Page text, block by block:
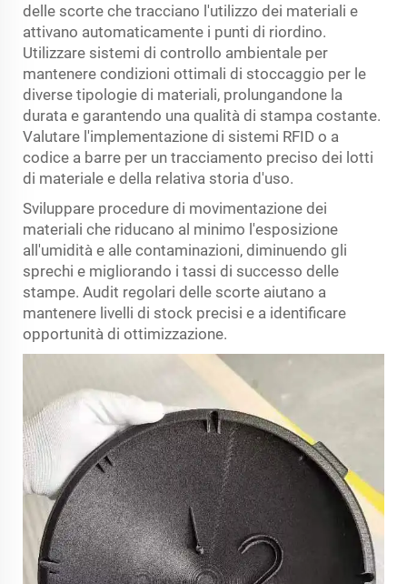
delle scorte che tracciano l'utilizzo dei materiali e
attivano automaticamente i punti di riordino.
Utilizzare sistemi di controllo ambientale per
mantenere condizioni ottimali di stoccaggio per le
diverse tipologie di materiali, prolungandone la
durata e garantendo una qualità di stampa costante.
Valutare l'implementazione di sistemi RFID o a
codice a barre per un tracciamento preciso dei lotti
di materiale e della relativa storia d'uso.
Sviluppare procedure di movimentazione dei
materiali che riducano al minimo l'esposizione
all'umidità e alle contaminazioni, diminuendo gli
sprechi e migliorando i tassi di successo delle
stampe. Audit regolari delle scorte aiutano a
mantenere livelli di stock precisi e a identificare
opportunità di ottimizzazione.